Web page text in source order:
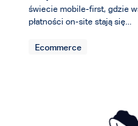
świecie mobile-first, gdzie
płatności on-site stają się...
Ecommerce